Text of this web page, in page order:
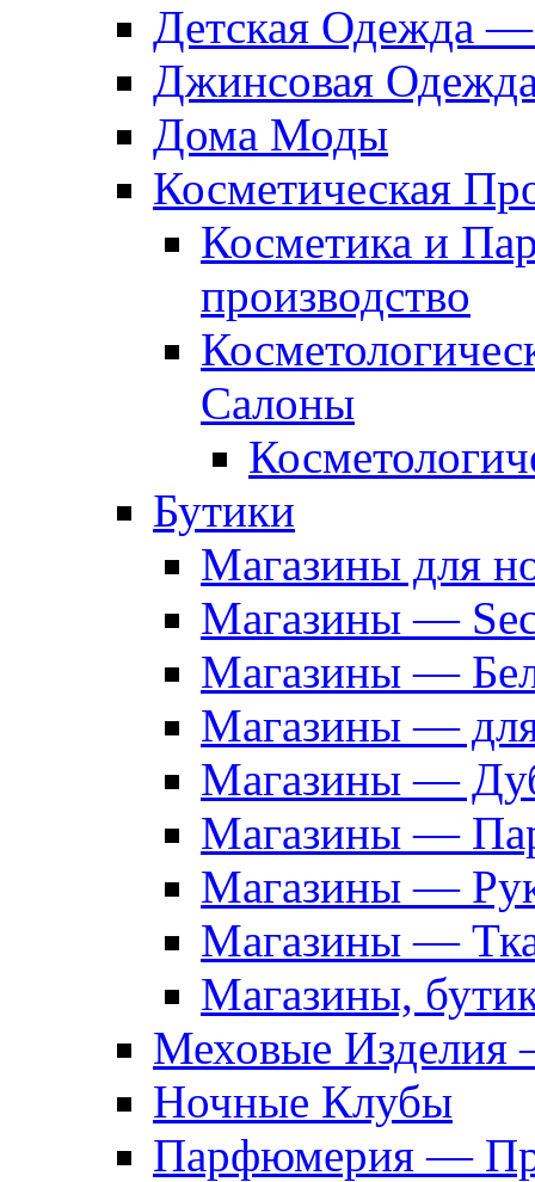
Детская Одежда
Джинсовая
Дома Моды
Косметическая
Косметика и
производство
Салоны
Бутики
Магазины для
Магазины —
Магазины —
Магазины —
Магазины —
Магазины —
Магазины —
Магазины —
Магазины,
Меховые Изделия
Ночные Клубы
Парфюмерия —